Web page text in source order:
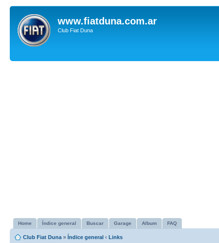
www.fiatduna.com.ar
Club Fiat Duna
Home Índice general Buscar Garage Album FAQ
Club Fiat Duna » Índice general ‹ Links